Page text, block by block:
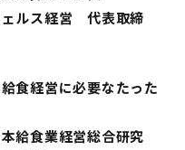
経営 代表取締
食経営に必要なたった
業経営総合研究